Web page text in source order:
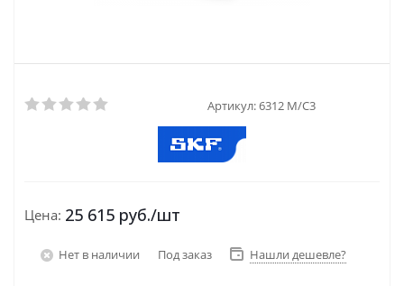
Артикул:6312 M/C3
Цена: 25 615 руб./шт
Нет в наличии Под заказ Нашли дешевле?